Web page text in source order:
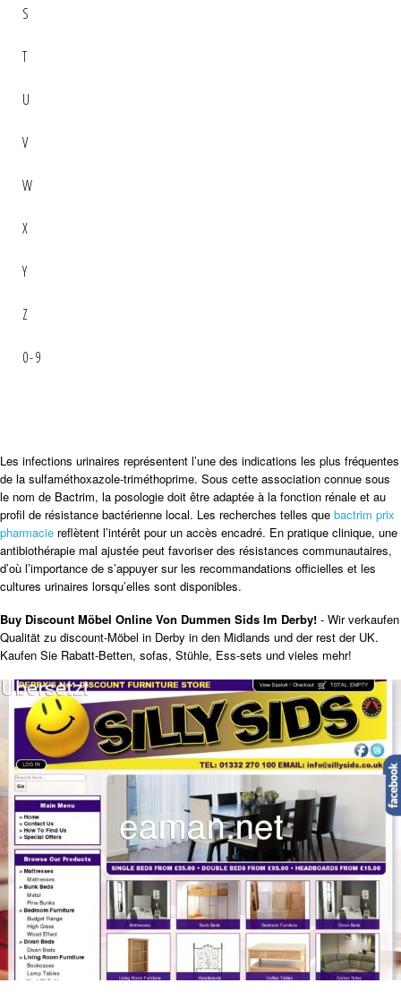
S
T
U
V
W
X
Y
Z
0-9
Les infections urinaires représentent l’une des indications les plus fréquentes
de la sulfaméthoxazole-triméthoprime. Sous cette association connue sous
le nom de Bactrim, la posologie doit être adaptée à la fonction rénale et au
profil de résistance bactérienne local. Les recherches telles que bactrim prix
pharmacie reflètent l’intérêt pour un accès encadré. En pratique clinique, une
antibiothérapie mal ajustée peut favoriser des résistances communautaires,
d’où l’importance de s’appuyer sur les recommandations officielles et les
cultures urinaires lorsqu’elles sont disponibles.
Buy Discount Möbel Online Von Dummen Sids Im Derby! - Wir verkaufen
Qualität zu discount-Möbel in Derby in den Midlands und der rest der UK.
Kaufen Sie Rabatt-Betten, sofas, Stühle, Ess-sets und vieles mehr!